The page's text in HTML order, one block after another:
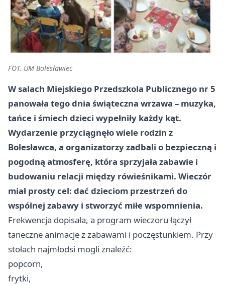
FOT. UM Bolesławiec
W salach Miejskiego Przedszkola Publicznego nr 5
panowała tego dnia świąteczna wrzawa – muzyka,
tańce i śmiech dzieci wypełniły każdy kąt.
Wydarzenie przyciągnęło wiele rodzin z
Bolesławca, a organizatorzy zadbali o bezpieczną i
pogodną atmosferę, która sprzyjała zabawie i
budowaniu relacji między rówieśnikami. Wieczór
miał prosty cel: dać dzieciom przestrzeń do
wspólnej zabawy i stworzyć miłe wspomnienia.
Frekwencja dopisała, a program wieczoru łączył
taneczne animacje z zabawami i poczęstunkiem. Przy
stołach najmłodsi mogli znaleźć:
popcorn,
frytki,